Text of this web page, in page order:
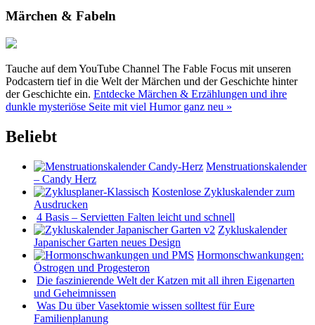
Märchen & Fabeln
Tauche auf dem YouTube Channel The Fable Focus mit unseren
Podcastern tief in die Welt der Märchen und der Geschichte hinter
der Geschichte ein. Entdecke Märchen & Erzählungen und ihre
dunkle mysteriöse Seite mit viel Humor ganz neu »
Beliebt
Menstruationskalender
– Candy Herz
Kostenlose Zykluskalender zum
Ausdrucken
4 Basis – Servietten Falten leicht und schnell
Zykluskalender
Japanischer Garten neues Design
Hormonschwankungen:
Östrogen und Progesteron
Die faszinierende Welt der Katzen mit all ihren Eigenarten
und Geheimnissen
Was Du über Vasektomie wissen solltest für Eure
Familienplanung